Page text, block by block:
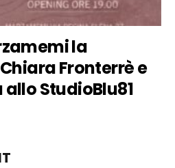
la
Fronterrè e
StudioBlu81